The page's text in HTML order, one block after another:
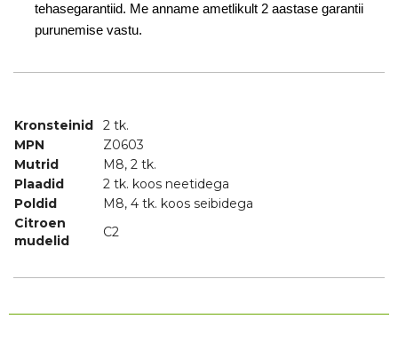
tehasegarantiid. Me anname ametlikult 2 aastase garantii
purunemise vastu.
Kronsteinid
2 tk.
MPN
Z0603
Mutrid
M8, 2 tk.
Plaadid
2 tk. koos neetidega
Poldid
M8, 4 tk. koos seibidega
Citroen
mudelid
C2